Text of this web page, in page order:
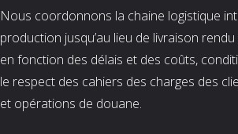
Nous coordonnons la chaine logistique
production jusqu’au lieu de livraison
en fonction des délais et des coûts,
le respect des cahiers des charges des
et opérations de douane.